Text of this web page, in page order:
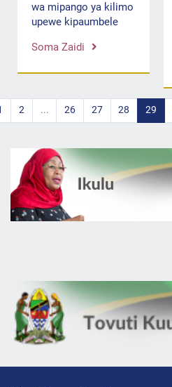
wa mipango ya kilimo
upewe kipaumbele
Soma Zaidi
2 ... 26 27 28 29